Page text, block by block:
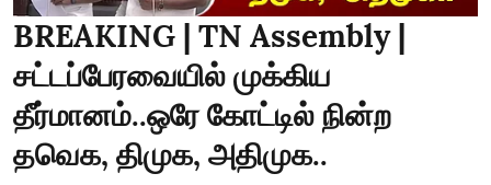
BREAKING | TN Assembly |
சட்டப்பேரவையில் முக்கிய
தீர்மானம்..ஒரே கோட்டில் நின்ற
தவெக, திமுக, அதிமுக..